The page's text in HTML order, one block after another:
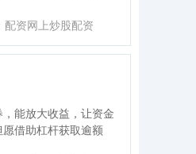
配资网上炒股配资
能放大收益，让资金
借助杠杆获取逾额